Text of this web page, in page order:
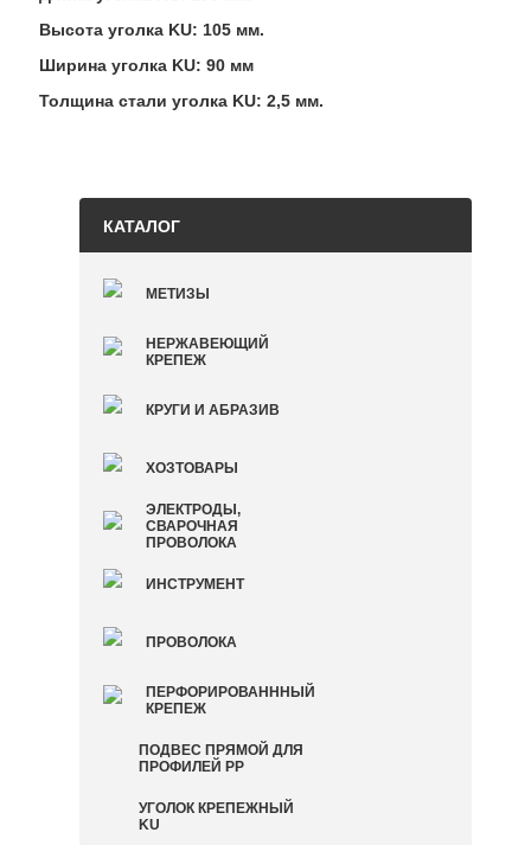
КАТАЛОГ
МЕТИЗЫ
НЕРЖАВЕЮЩИЙ
КРЕПЕЖ
КРУГИ И АБРАЗИВ
ХОЗТОВАРЫ
ЭЛЕКТРОДЫ,
СВАРОЧНАЯ
ПРОВОЛОКА
ИНСТРУМЕНТ
ПРОВОЛОКА
ПЕРФОРИРОВАНННЫЙ
КРЕПЕЖ
ПОДВЕС ПРЯМОЙ ДЛЯ
ПРОФИЛЕЙ PP
УГОЛОК КРЕПЕЖНЫЙ
KU
Высота уголка KU: 105 мм.
Ширина уголка KU: 90 мм
Толщина стали уголка KU: 2,5 мм.